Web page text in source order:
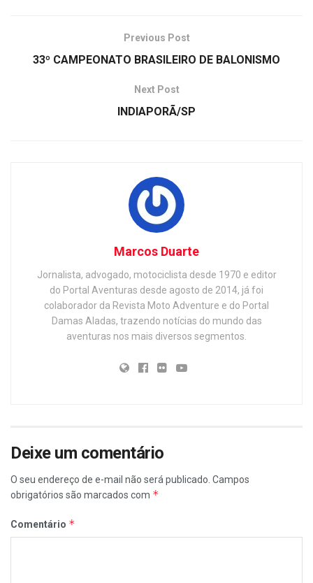
Previous Post
33º CAMPEONATO BRASILEIRO DE BALONISMO
Next Post
INDIAPORÃ/SP
Marcos Duarte
Jornalista, advogado, motociclista desde 1970 e editor
do Portal Aventuras desde agosto de 2014, já foi
colaborador da Revista Moto Adventure e do Portal
Damas Aladas, trazendo notícias do mundo das
aventuras nos mais diversos segmentos.
Deixe um comentário
O seu endereço de e-mail não será publicado. Campos
obrigatórios são marcados com *
Comentário *